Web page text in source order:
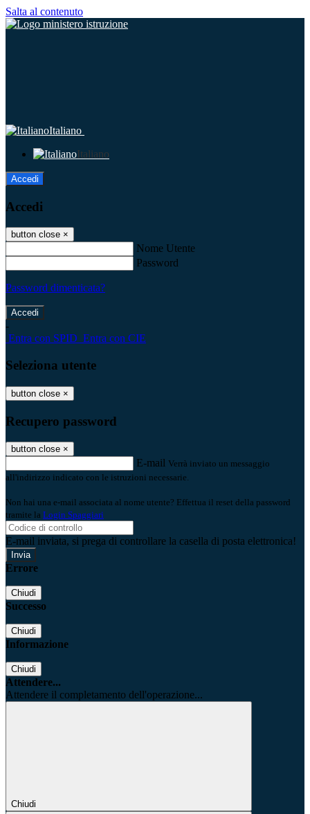
Salta al contenuto
Italiano
Italiano
Accedi
Accedi
button close ×
Nome Utente
Password
Password dimenticata?
-
Entra con SPID Entra con CIE
Seleziona utente
button close ×
Recupero password
button close ×
E-mail Verrà inviato un messaggio
all'indirizzo indicato con le istruzioni necessarie.
Non hai una e-mail associata al nome utente? Effettua il reset della password
tramite la Login Spaggiari
E-mail inviata, si prega di controllare la casella di posta elettronica!
Errore
Chiudi
Successo
Chiudi
Informazione
Chiudi
Attendere...
Attendere il completamento dell'operazione...
Chiudi